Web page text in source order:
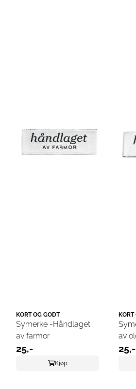
KORT OG GODT
Symerke -Håndlaget
av farmor
25,-
Kjøp
KORT
av
25,-